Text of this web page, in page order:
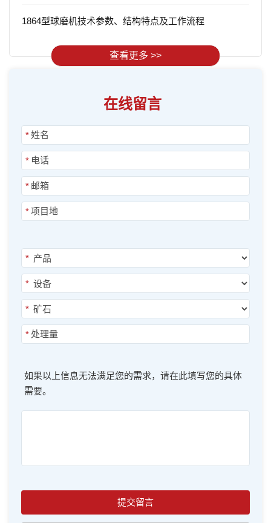
1864型球磨机技术参数、结构特点及工作流程
查看更多 >>
在线留言
*
*
*
*
*
*
*
*
如果以上信息无法满足您的需求，请在此填写您的具体
需要。